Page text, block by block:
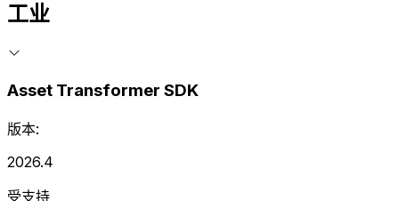
工业
Asset Transformer SDK
版本:
2026.4
受支持